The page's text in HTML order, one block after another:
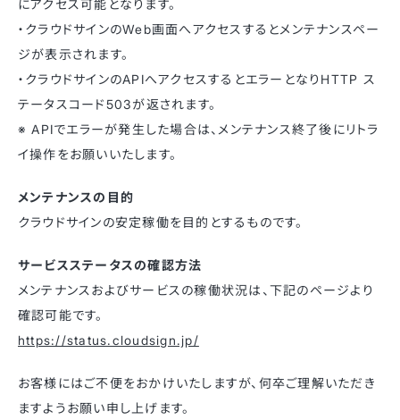
にアクセス可能となります。
・クラウドサインのWeb画面へアクセスするとメンテナンスペー
ジが表示されます。
・クラウドサインのAPIへアクセスするとエラーとなりHTTP ス
テータスコード503が返されます。
※ APIでエラーが発生した場合は、メンテナンス終了後にリトラ
イ操作をお願いいたします。
メンテナンスの目的
クラウドサインの安定稼働を目的とするものです。
サービスステータスの確認方法
メンテナンスおよびサービスの稼働状況は、下記のページより
確認可能です。
https://status.cloudsign.jp/
お客様にはご不便をおかけいたしますが、何卒ご理解いただき
ますようお願い申し上げます。